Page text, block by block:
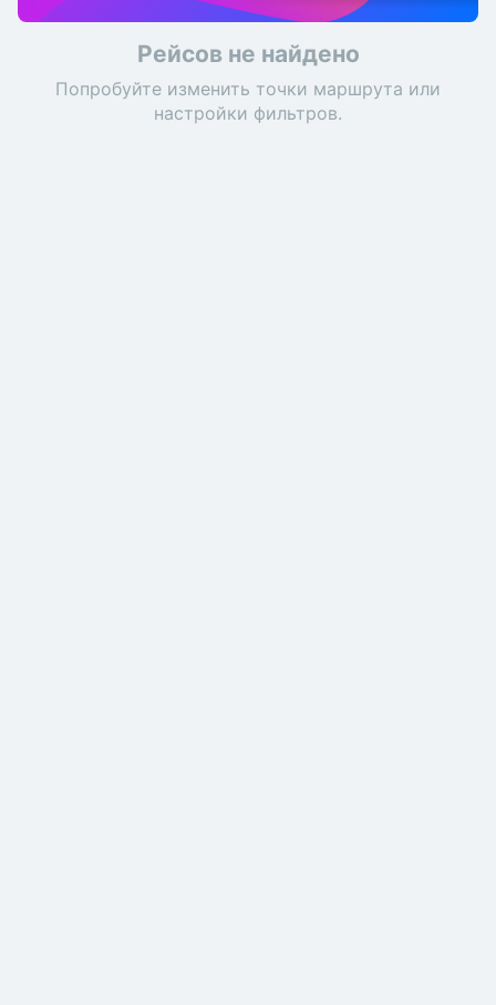
Рейсов не найдено
Попробуйте изменить точки маршрута или
настройки фильтров.